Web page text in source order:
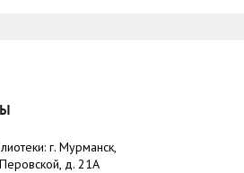
г. Мурманск,
д. 21А